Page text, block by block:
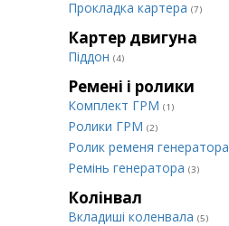
Прокладка картера (7)
Картер двигуна
Піддон (4)
Ремені і ролики
Комплект ГРМ (1)
Ролики ГРМ (2)
Ролик ременя генератора
Ремінь генератора (3)
Колінвал
Вкладиші коленвала (5)